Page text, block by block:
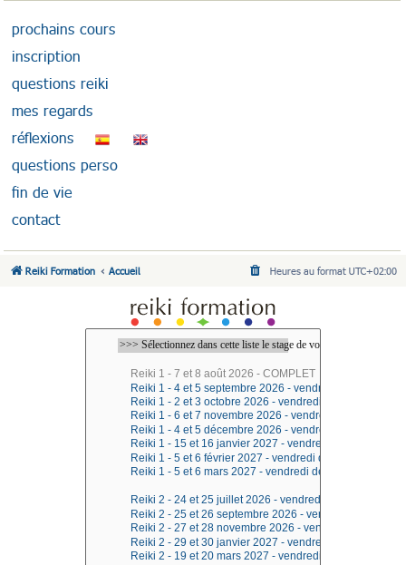
prochains cours
inscription
questions reiki
mes regards
réflexions
questions perso
fin de vie
contact
Reiki Formation Accueil Heures au format UTC+02:00